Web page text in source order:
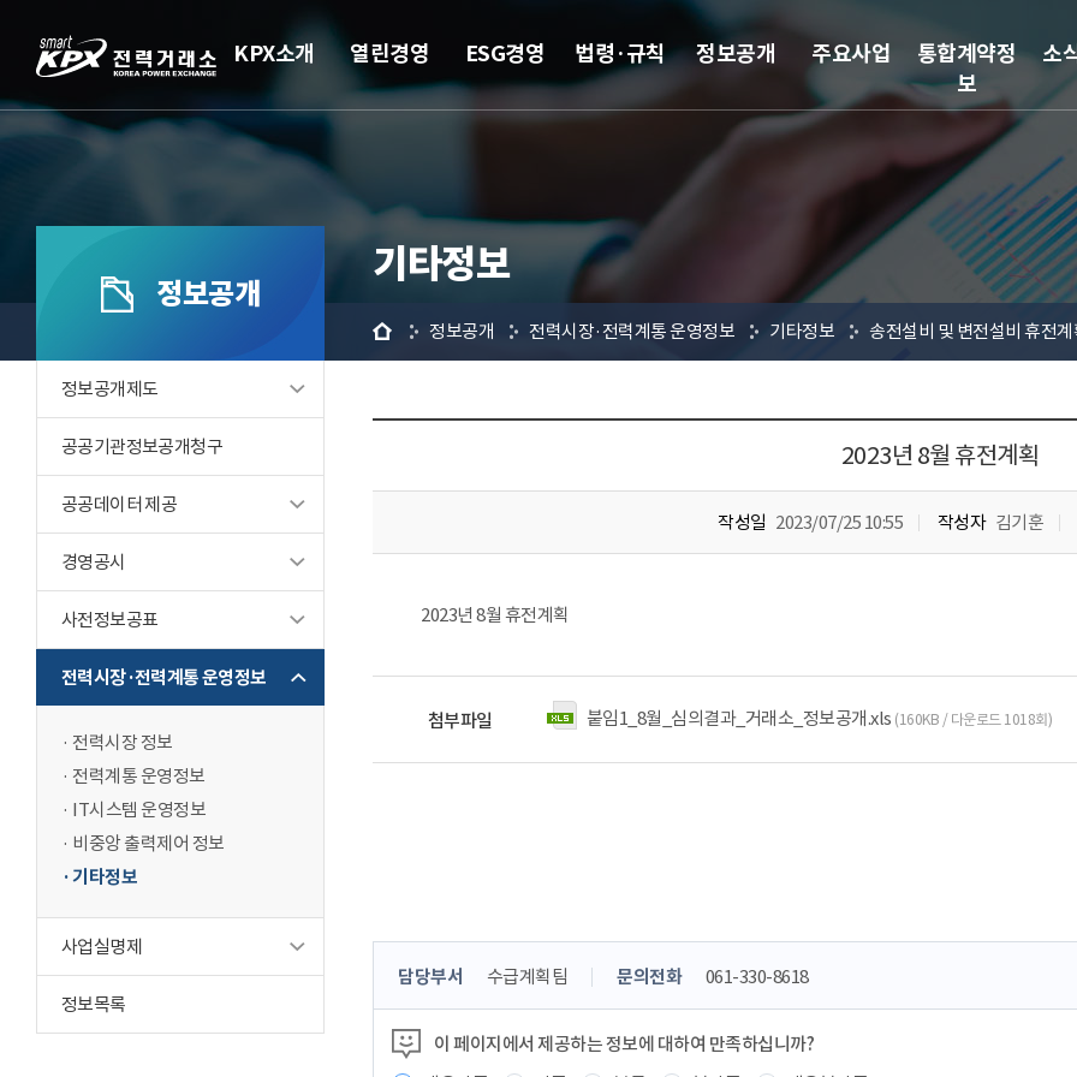
KPX소개 열린경영 ESG경영 법령·규칙 정보공개 주요사업
통합계약정
보
소
정보공개
정보공개제도
공공기관정보공개청구
공공데이터 제공
경영공시
사전정보공표
전력시장·전력계통 운영정보
전력시장 정보
전력계통 운영정보
IT시스템 운영정보
비중앙 출력제어 정보
기타정보
사업실명제
정보목록
기타정보
홈 정보공개 전력시장·전력계통 운영정보 기타정보 송전설비 및 변전설비 휴전계
2023년 8월 휴전계획
작성일 2023/07/25 10:55 작성자 김기훈
2023년 8월 휴전계획
첨부파일 붙임1_8월_심의결과_거래소_정보공개.xls (160KB / 다운로드 1018회)
콘
츠
정
담당부서 수급계획팀 문의전화 061-330-8618
이 페이지에서 제공하는 정보에 대하여 만족하십니까?